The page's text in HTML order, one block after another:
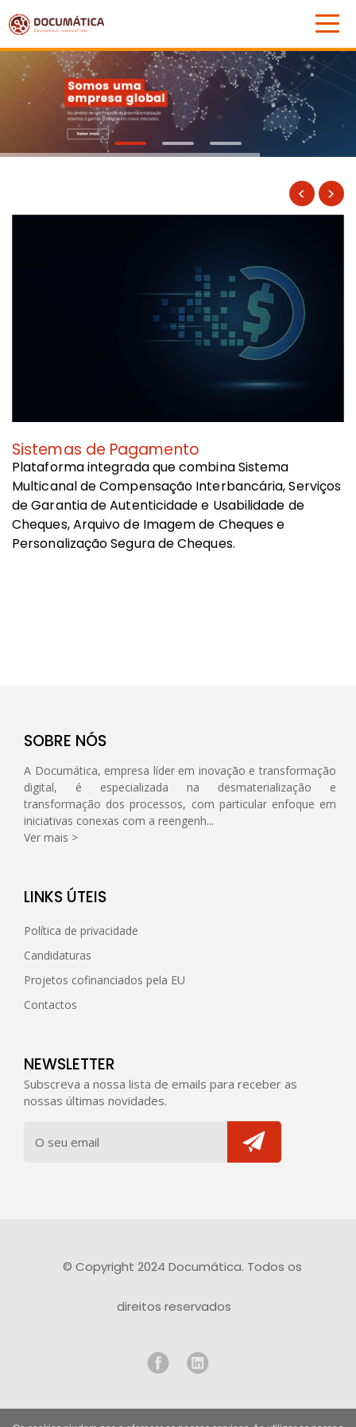
Sistemas de Pagamento
Plataforma integrada que combina Sistema
Multicanal de Compensação Interbancária, Serviços
de Garantia de Autenticidade e Usabilidade de
Cheques, Arquivo de Imagem de Cheques e
Personalização Segura de Cheques.
SOBRE NÓS
A Documática, empresa líder em inovação e transformação
digital, é especializada na desmaterialização e
transformação dos processos, com particular enfoque em
iniciativas conexas com a reengenh...
Ver mais >
LINKS ÚTEIS
Política de privacidade
Candidaturas
Projetos cofinanciados pela EU
Contactos
NEWSLETTER
Subscreva a nossa lista de emails para receber as
nossas últimas novidades.
© Copyright 2024 Documática. Todos os
direitos reservados